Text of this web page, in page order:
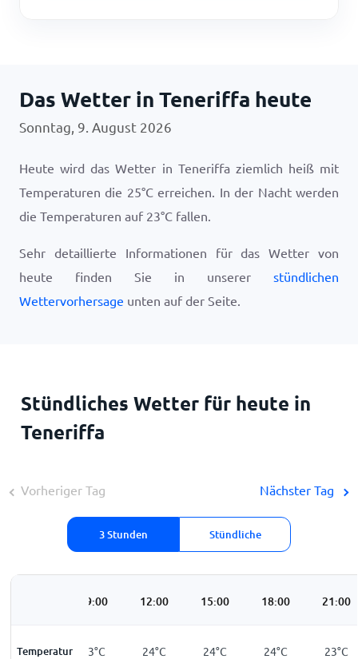
Das Wetter in Teneriffa heute
Sonntag, 9. August 2026
Heute wird das Wetter in Teneriffa ziemlich heiß mit
Temperaturen die 25°Cerreichen. In der Nacht werden
die Temperaturen auf 23°C fallen.
Sehr detaillierte Informationen für das Wetter von
heute finden Sie in unserer stündlichen
Wettervorhersage unten auf der Seite.
Stündliches Wetter für heute in
Teneriffa
Vorheriger Tag
3 Stunden Stündliche
Nächster Tag
09:00 12:00 15:00 18:00 21:00
Temperatur
23°C 23°C 24°C 24°C 24°C 23°C